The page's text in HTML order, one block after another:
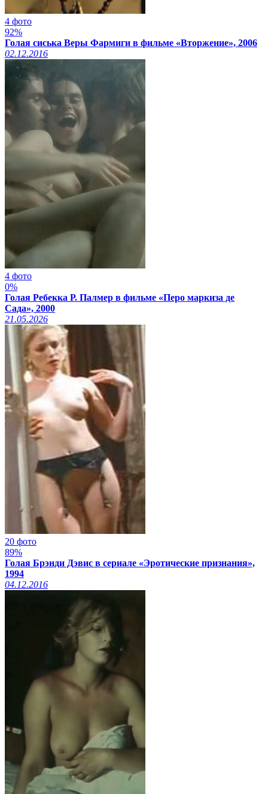
4 фото
92%
Голая сиська Веры Фармиги в фильме «Вторжение», 2006
02.12.2016
4 фото
0%
Голая Ребекка Р. Палмер в фильме «Перо маркиза де
Сада», 2000
21.05.2026
20 фото
89%
Голая Брэнди Дэвис в сериале «Эротические признания»,
1994
04.12.2016